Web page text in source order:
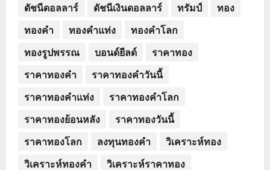
ดัชนีดอลลาร์
ดัชนีเงินดอลลาร์ ทรัมป์
ทอง
ทองคำ
ทองคำแท่ง
ทองคำโลก
ทองรูปพรรณ
บอนด์ยีลด์
ราคาทอง
ราคาทองคำ
ราคาทองคำวันนี้
ราคาทองคำแท่ง
ราคาทองคำโลก
ราคาทองย้อนหลัง
ราคาทองวันนี้
ราคาทองโลก
ลงทุนทองคำ
วิเคราะห์ทอง
วิเคราะห์ทองคำ
วิเคราะห์ราคาทอง